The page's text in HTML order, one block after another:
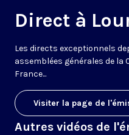
Direct à
Les directs exceptionnels
assemblées générales de la
France...
Visiter la page de
Autres vidéos de